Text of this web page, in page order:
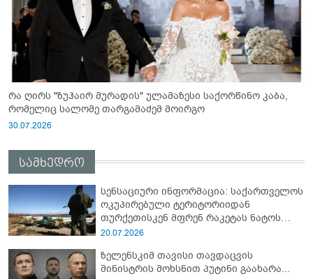
რა ღირს "ზუჰაირ მურადის" ულამაზესი საქორწინო კაბა,
რომელიც სალომე თარგამაძემ მოირგო
30.07.2026
სამხედრო
სენსაციური ინფორმაცია: საქართველოს
ოკუპირებული ტერიტორიიდან
თურქეთისკენ მფრენ რაკეტას ნატოს
სამიტი კინაღამ ჩაუშლია
20.07.2026
ზელენსკიმ თავისი თავდაცვის
მინისტრის მოხსნით პუტინი გაახარა...